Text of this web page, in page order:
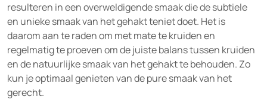
resulteren in een overweldigende smaak die de subtiele
en unieke smaak van het gehakt teniet doet. Het is
daarom aan te raden om met mate te kruiden en
regelmatig te proeven om de juiste balans tussen kruiden
en de natuurlijke smaak van het gehakt te behouden. Zo
kun je optimaal genieten van de pure smaak van het
gerecht.